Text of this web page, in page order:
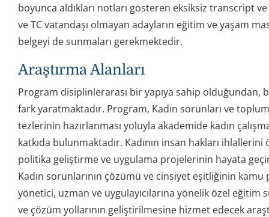
boyunca aldıkları notları gösteren eksiksiz transcript
ve TC vatandaşı olmayan adayların eğitim ve yaşam
belgeyi de sunmaları gerekmektedir.
Araştırma Alanları
Program disiplinlerarası bir yapıya sahip
fark yaratmaktadır. Program, Kadın sorunları ve
tezlerinin hazırlanması yoluyla akademide kadın
katkıda bulunmaktadır. Kadının insan hakları
politika geliştirme ve uygulama projelerinin hayata
Kadın sorunlarının çözümü ve cinsiyet eşitliğinin
yönetici, uzman ve uygulayıcılarına yönelik özel eğitim
ve çözüm yollarının geliştirilmesine hizmet edecek